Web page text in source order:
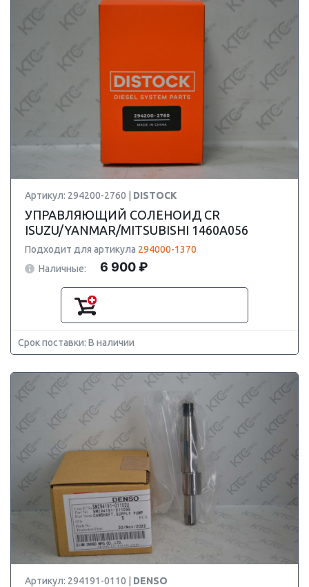
Артикул: 294200-2760 | DISTOCK
УПРАВЛЯЮЩИЙ СОЛЕНОИД CR
ISUZU/YANMAR/MITSUBISHI 1460A056
Подходит для артикула 294000-1370
Наличные:
6 900 ₽
Срок поставки: В наличии
Артикул: 294191-0110 | DENSO